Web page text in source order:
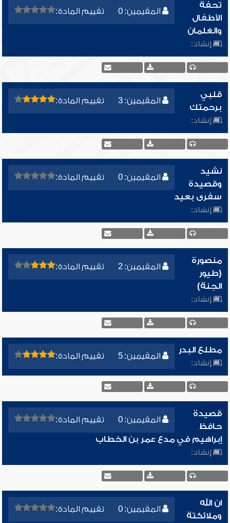
المقيمين: 0 تقييم المادة:
تحفة
الأطفال
والغلمان
إنشاد:
المقيمين: 3 تقييم المادة:
قلبي
برحمتك
إنشاد:
المقيمين: 0 تقييم المادة:
نشيد
وقصيدة
سفرى بعيد
إنشاد:
المقيمين: 2 تقييم المادة:
منصورة
(طيور
الجنة)
إنشاد:
المقيمين: 5 تقييم المادة:
مطلع البدر
إنشاد:
المقيمين: 0 تقييم المادة:
قصيدة
حافظ
إبراهيم في مدع عمر بن الخطاب
إنشاد:
المقيمين: 0 تقييم المادة:
ان الله
وملائكتة